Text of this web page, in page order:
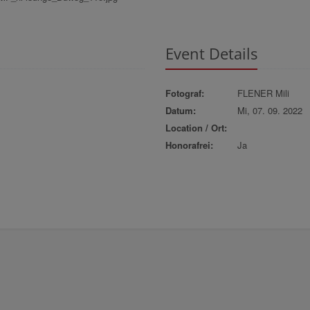
Event Details
Fotograf:
FLENER Mili
Datum:
Mi, 07. 09. 2022
Location / Ort:
Honorafrei:
Ja